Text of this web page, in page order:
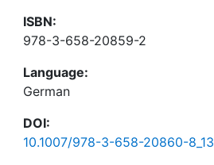
ISBN:
978-3-658-20859-2
Language:
German
DOI:
10.1007/978-3-658-20860-8_13